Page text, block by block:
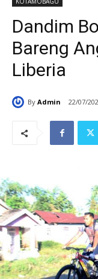
Dandim
Bareng
Liberia
By Admin 22/07/